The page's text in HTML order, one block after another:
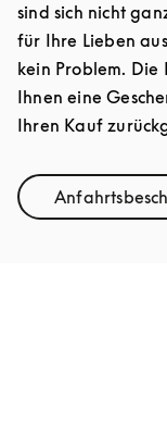
sind sich nicht
für Ihre Lieben
kein Problem. Die
Ihnen eine
Ihren Kauf